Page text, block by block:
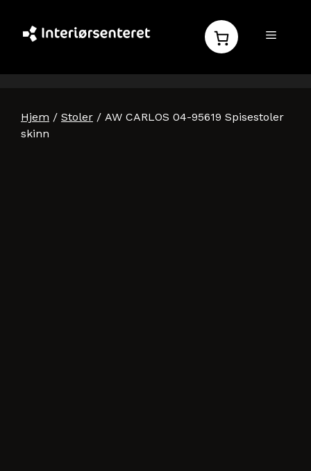
innhold
MENY
Hjem / Stoler / AW CARLOS 04-95619 Spisestoler
skinn